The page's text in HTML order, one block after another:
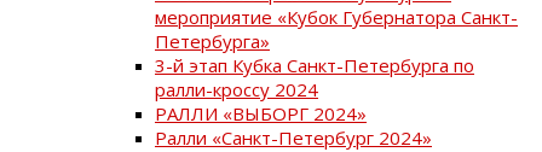
мероприятие «Кубок Губернатора Санкт-
Петербурга»
3-й этап Кубка Санкт-Петербурга по
ралли-кроссу 2024
РАЛЛИ «ВЫБОРГ 2024»
Ралли «Санкт-Петербург 2024»